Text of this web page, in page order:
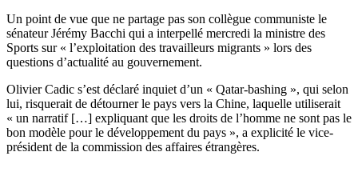
Un point de vue que ne partage pas son collègue communiste le
sénateur Jérémy Bacchi qui a interpellé mercredi la ministre des
Sports sur « l’exploitation des travailleurs migrants » lors des
questions d’actualité au gouvernement.
Olivier Cadic s’est déclaré inquiet d’un « Qatar-bashing », qui selon
lui, risquerait de détourner le pays vers la Chine, laquelle utiliserait
« un narratif […] expliquant que les droits de l’homme ne sont pas le
bon modèle pour le développement du pays », a explicité le vice-
président de la commission des affaires étrangères.